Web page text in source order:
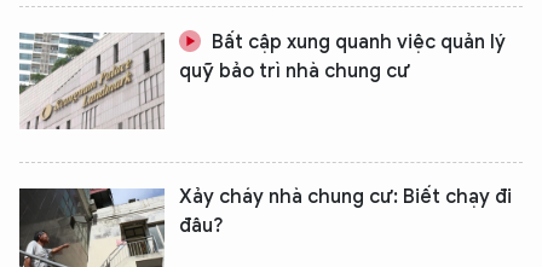
Bất cập xung quanh việc quản lý
quỹ bảo trì nhà chung cư
Xảy cháy nhà chung cư: Biết chạy đi
đâu?